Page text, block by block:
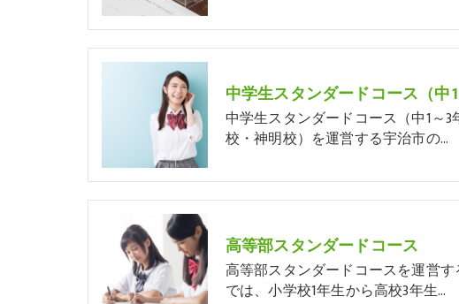
中学生スタンダードコース（中1～
校・神明校）を運営する宇治市の…
高等部スタンダードコース
高等部スタンダードコースを運営
では、小学校1年生から高校3年生…